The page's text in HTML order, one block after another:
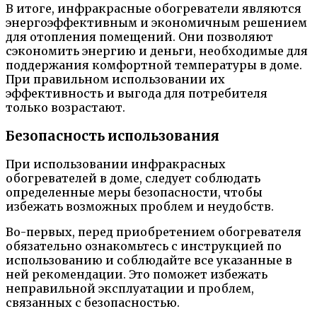
В итоге, инфракрасные обогреватели являются
энергоэффективным и экономичным решением
для отопления помещений. Они позволяют
сэкономить энергию и деньги, необходимые для
поддержания комфортной температуры в доме.
При правильном использовании их
эффективность и выгода для потребителя
только возрастают.
Безопасность использования
При использовании инфракрасных
обогревателей в доме, следует соблюдать
определенные меры безопасности, чтобы
избежать возможных проблем и неудобств.
Во-первых, перед приобретением обогревателя
обязательно ознакомьтесь с инструкцией по
использованию и соблюдайте все указанные в
ней рекомендации. Это поможет избежать
неправильной эксплуатации и проблем,
связанных с безопасностью.